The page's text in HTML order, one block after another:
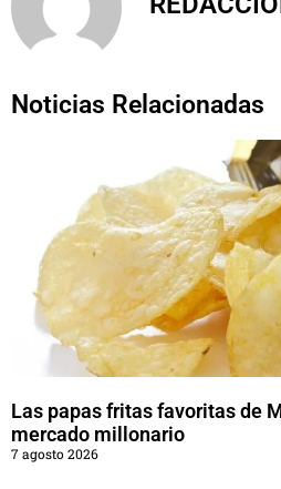
Noticias Relacionadas
Las papas fritas favoritas de
mercado millonario
7 agosto 2026